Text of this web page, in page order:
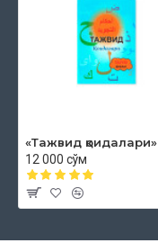
«Тажвид қоидалари‎»
12 000 сўм